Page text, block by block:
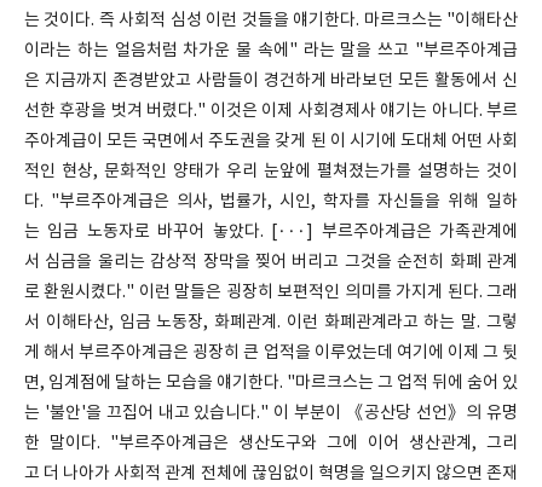
는 것이다. 즉 사회적 심성 이런 것들을 얘기한다. 마르크스는 "이해타산
이라는 하는 얼음처럼 차가운 물 속에" 라는 말을 쓰고 "부르주아계급
은 지금까지 존경받았고 사람들이 경건하게 바라보던 모든 활동에서 신
선한 후광을 벗겨 버렸다." 이것은 이제 사회경제사 얘기는 아니다. 부르
주아계급이 모든 국면에서 주도권을 갖게 된 이 시기에 도대체 어떤 사회
적인 현상, 문화적인 양태가 우리 눈앞에 펼쳐졌는가를 설명하는 것이
다. "부르주아계급은 의사, 법률가, 시인, 학자를 자신들을 위해 일하
는 임금 노동자로 바꾸어 놓았다. [···] 부르주아계급은 가족관계에
서 심금을 울리는 감상적 장막을 찢어 버리고 그것을 순전히 화폐 관계
로 환원시켰다." 이런 말들은 굉장히 보편적인 의미를 가지게 된다. 그래
서 이해타산, 임금 노동장, 화폐관계. 이런 화폐관계라고 하는 말. 그렇
게 해서 부르주아계급은 굉장히 큰 업적을 이루었는데 여기에 이제 그 뒷
면, 임계점에 달하는 모습을 얘기한다. "마르크스는 그 업적 뒤에 숨어 있
는 '불안'을 끄집어 내고 있습니다." 이 부분이 《공산당 선언》의 유명
한 말이다. "부르주아계급은 생산도구와 그에 이어 생산관계, 그리
고 더 나아가 사회적 관계 전체에 끊임없이 혁명을 일으키지 않으면 존재